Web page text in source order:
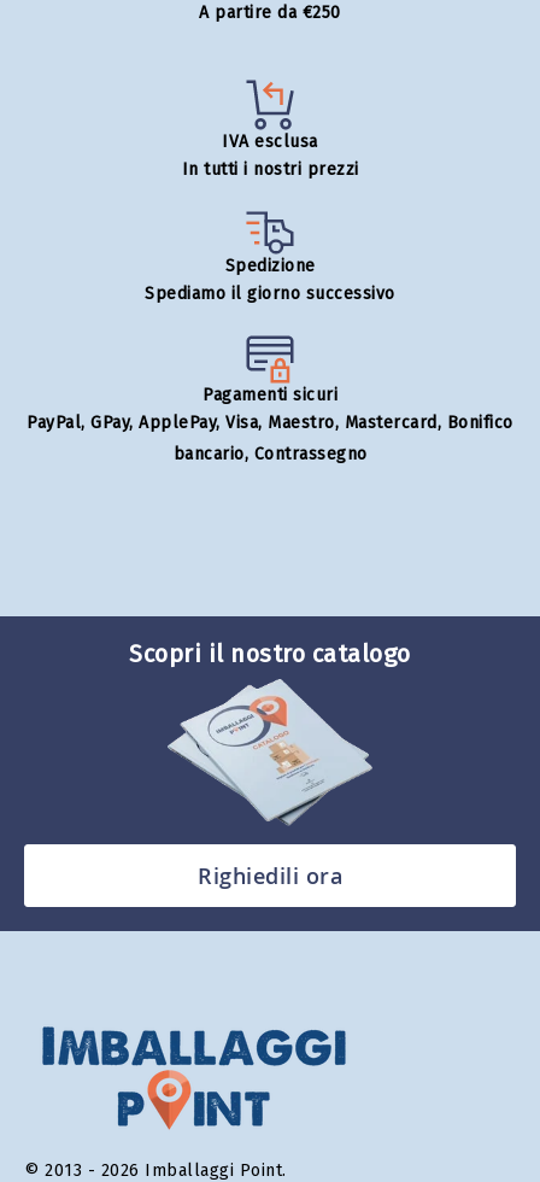
A partire da €250
IVA esclusa
In tutti i nostri prezzi
Spedizione
Spediamo il giorno successivo
Pagamenti sicuri
PayPal, GPay, ApplePay, Visa, Maestro, Mastercard, Bonifico
bancario, Contrassegno
Scopri il nostro catalogo
Righiedili ora
© 2013 - 2026 Imballaggi Point.